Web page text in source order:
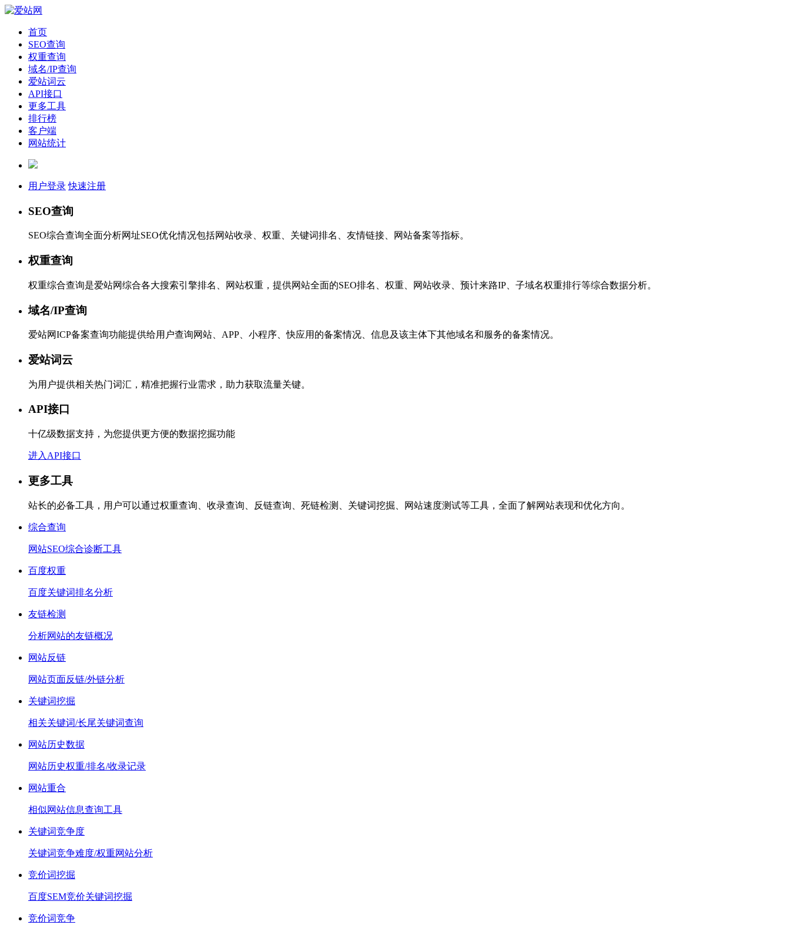
首页
SEO查询
权重查询
域名/IP查询
爱站词云
API接口
更多工具
排行榜
客户端
网站统计
用户登录 快速注册
SEO查询
SEO综合查询全面分析网址SEO优化情况包括网站收录、权重、关键词排名、友情链接、网站备案等指标。
权重查询
权重综合查询是爱站网综合各大搜索引擎排名、网站权重，提供网站全面的SEO排名、权重、网站收录、预计来路IP、子域名权重排行等综合数据分析。
域名/IP查询
爱站网ICP备案查询功能提供给用户查询网站、APP、小程序、快应用的备案情况、信息及该主体下其他域名和服务的备案情况。
爱站词云
为用户提供相关热门词汇，精准把握行业需求，助力获取流量关键。
API接口
十亿级数据支持，为您提供更方便的数据挖掘功能
进入API接口
更多工具
站长的必备工具，用户可以通过权重查询、收录查询、反链查询、死链检测、关键词挖掘、网站速度测试等工具，全面了解网站表现和优化方向。
综合查询
网站SEO综合诊断工具
百度权重
百度关键词排名分析
友链检测
分析网站的友链概况
网站反链
网站页面反链/外链分析
关键词挖掘
相关关键词/长尾关键词查询
网站历史数据
网站历史权重/排名/收录记录
网站重合
相似网站信息查询工具
关键词竞争度
关键词竞争难度/权重网站分析
竞价词挖掘
百度SEM竞价关键词挖掘
竞价词竞争